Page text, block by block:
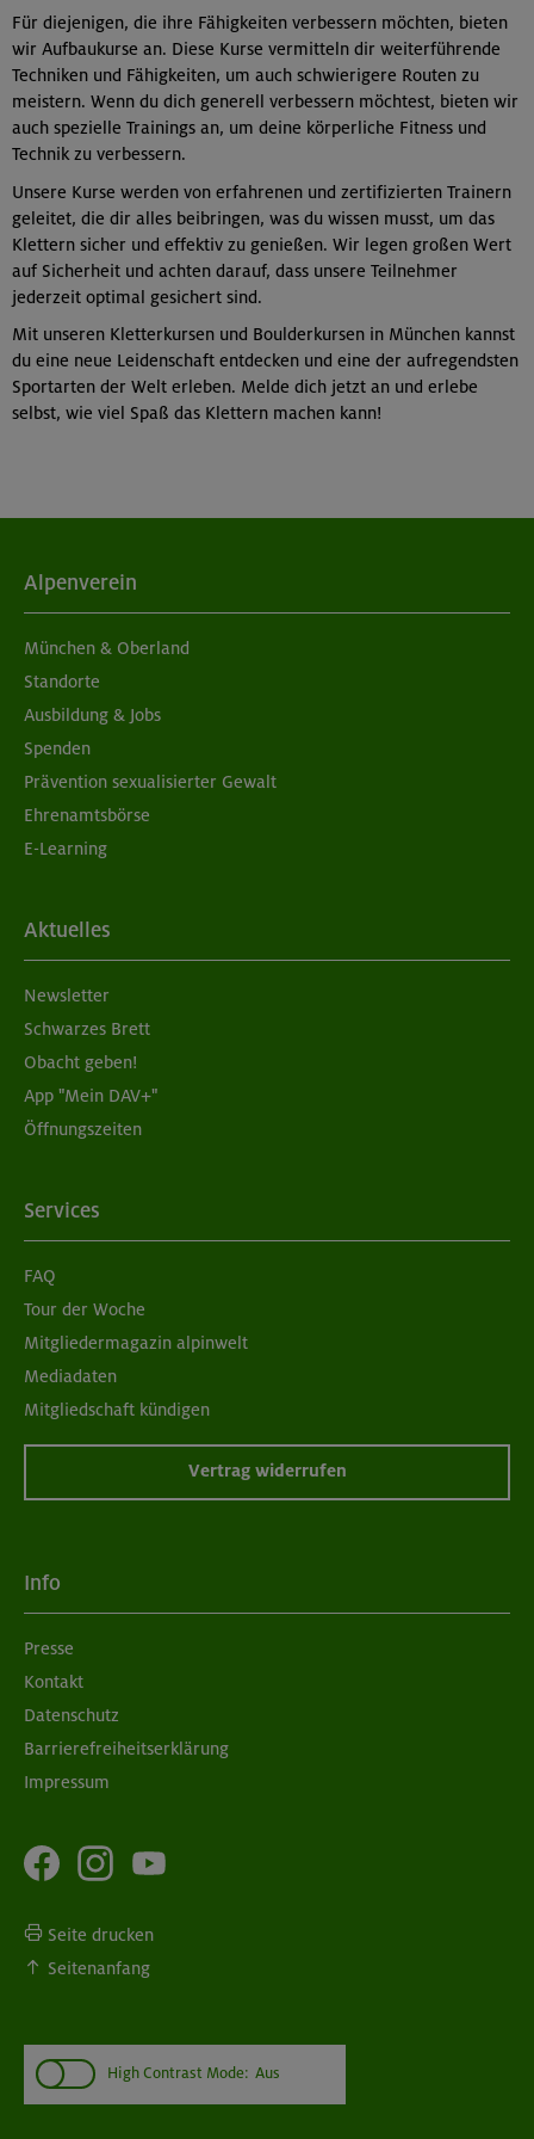
Für diejenigen, die ihre Fähigkeiten verbessern möchten, bieten
wir Aufbaukurse an. Diese Kurse vermitteln dir weiterführende
Techniken und Fähigkeiten, um auch schwierigere Routen zu
meistern. Wenn du dich generell verbessern möchtest, bieten wir
auch spezielle Trainings an, um deine körperliche Fitness und
Technik zu verbessern.
Unsere Kurse werden von erfahrenen und zertifizierten Trainern
geleitet, die dir alles beibringen, was du wissen musst, um das
Klettern sicher und effektiv zu genießen. Wir legen großen Wert
auf Sicherheit und achten darauf, dass unsere Teilnehmer
jederzeit optimal gesichert sind.
Mit unseren Kletterkursen und Boulderkursen in München kannst
du eine neue Leidenschaft entdecken und eine der aufregendsten
Sportarten der Welt erleben. Melde dich jetzt an und erlebe
selbst, wie viel Spaß das Klettern machen kann!
Alpenverein
München & Oberland
Standorte
Ausbildung & Jobs
Spenden
Prävention sexualisierter Gewalt
Ehrenamtsbörse
E-Learning
Aktuelles
Newsletter
Schwarzes Brett
Obacht geben!
App "Mein DAV+"
Öffnungszeiten
Services
FAQ
Tour der Woche
Mitgliedermagazin alpinwelt
Mediadaten
Mitgliedschaft kündigen
Vertrag widerrufen
Info
Presse
Kontakt
Datenschutz
Barrierefreiheitserklärung
Impressum
Seite drucken
Seitenanfang
High Contrast Mode: Aus